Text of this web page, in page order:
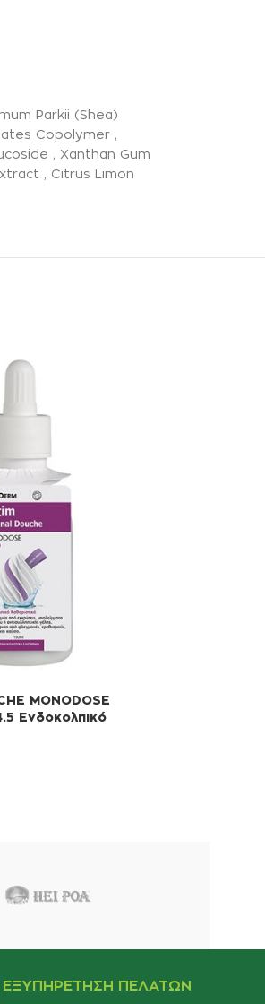
Parkii (Shea)
Copolymer ,
, Xanthan Gum
, Citrus Limon
MONODOSE
Ενδοκολπικό
ΕΞΥΠΗΡΈΤΗΣΗ ΠΕΛΑΤΏΝ